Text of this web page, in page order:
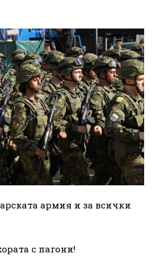
армия и за всички
с пагони!